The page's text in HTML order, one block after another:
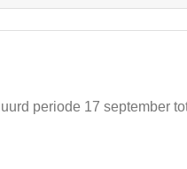
periode 17 september